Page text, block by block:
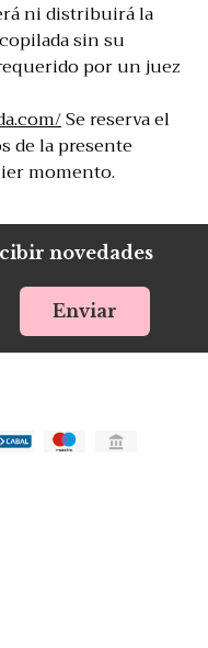
ni distribuirá la
sin su
por un juez
Se reserva el
de la presente
momento.
novedades
Enviar